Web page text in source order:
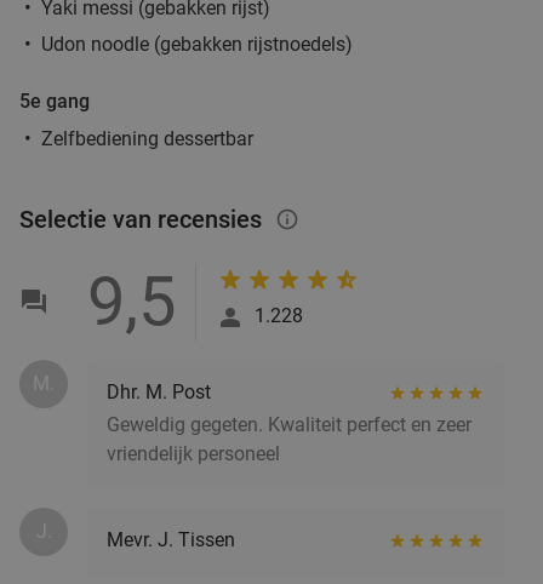
Yaki messi (gebakken rijst)
Udon noodle (gebakken rijstnoedels)
5e gang
Zelfbediening dessertbar
Selectie van recensies info_outlined
9,5 1.228
M.
Dhr. M. Post
Geweldig gegeten. Kwaliteit perfect en zeer
vriendelijk personeel
J. Mevr. J. Tissen